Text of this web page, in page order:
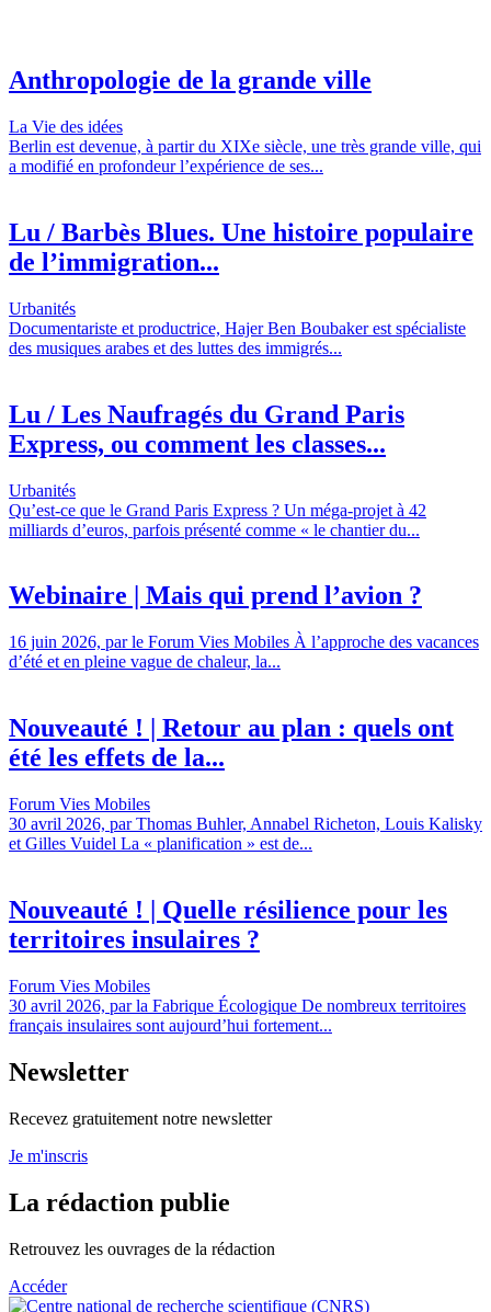
Anthropologie de la grande ville
La Vie des idées
Berlin est devenue, à partir du XIXe siècle, une très grande ville, qui
a modifié en profondeur l’expérience de ses...
Lu / Barbès Blues. Une histoire populaire
de l’immigration...
Urbanités
Documentariste et productrice, Hajer Ben Boubaker est spécialiste
des musiques arabes et des luttes des immigrés...
Lu / Les Naufragés du Grand Paris
Express, ou comment les classes...
Urbanités
Qu’est-ce que le Grand Paris Express ? Un méga-projet à 42
milliards d’euros, parfois présenté comme « le chantier du...
Webinaire | Mais qui prend l’avion ?
16 juin 2026, par le Forum Vies Mobiles À l’approche des vacances
d’été et en pleine vague de chaleur, la...
Nouveauté ! | Retour au plan : quels ont
été les effets de la...
Forum Vies Mobiles
30 avril 2026, par Thomas Buhler, Annabel Richeton, Louis Kalisky
et Gilles Vuidel La « planification » est de...
Nouveauté ! | Quelle résilience pour les
territoires insulaires ?
Forum Vies Mobiles
30 avril 2026, par la Fabrique Écologique De nombreux territoires
français insulaires sont aujourd’hui fortement...
Newsletter
Recevez gratuitement notre newsletter
Je m'inscris
La rédaction publie
Retrouvez les ouvrages de la rédaction
Accéder